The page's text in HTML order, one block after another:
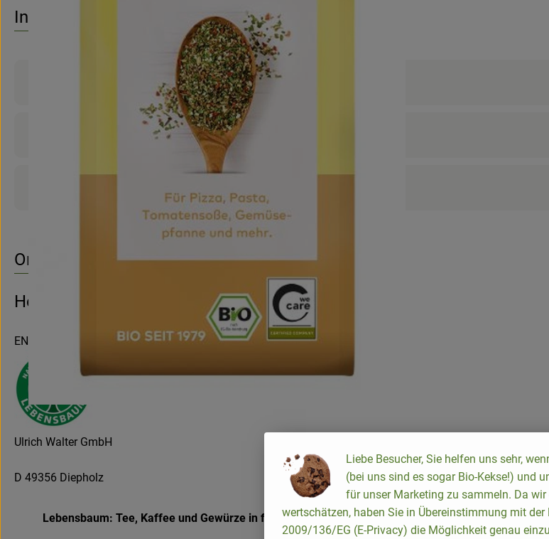
Info
Origin
Hersteller: LEBENSBAUM
EN
Ulrich Walter GmbH
D 49356 Diepholz
Lebensbaum: Tee, Kaffee und Gewürze in feinster Bioqualität
Liebe Besucher, Sie helfen uns sehr,
(bei uns sind es sogar Bio-Kekse!) und
für unser Marketing zu sammeln. Da wir
wertschätzen, haben Sie in Übereinstimmung mit der
2009/136/EG (E-Privacy) die Möglichkeit genau